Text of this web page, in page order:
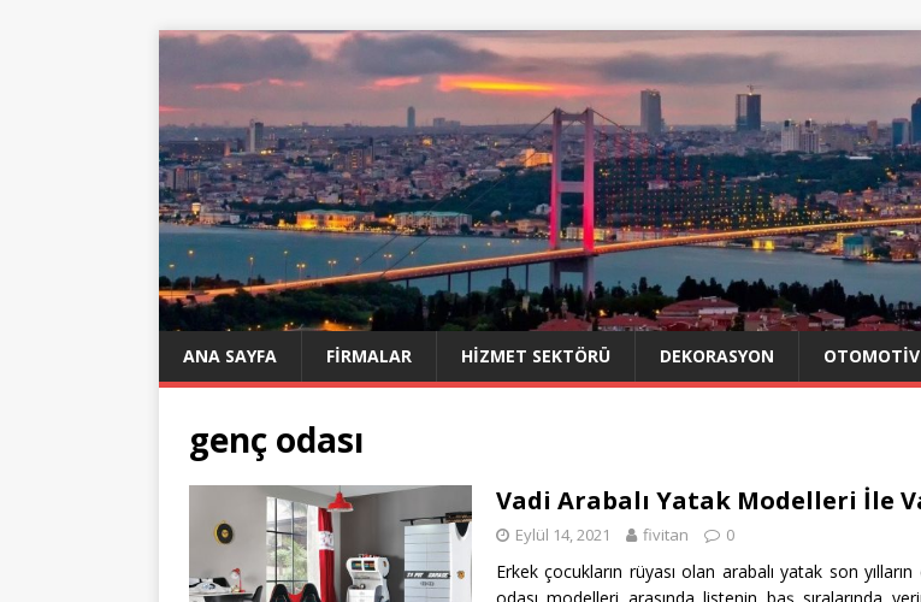
ANA SAYFA FIRMALAR HIZMET SEKTÖRÜ DEKORASYON OTOMOTIV
genç odası
Vadi Arabalı Yatak Modelleri İle
Eylül 14, 2021 fivitan 0
Erkek çocukların rüyası olan arabalı yatak son